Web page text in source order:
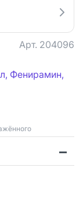
Арт. 204096
Фенирамин,